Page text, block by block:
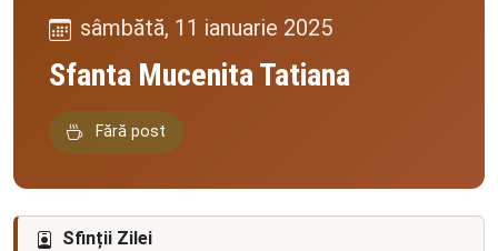
sâmbătă, 11 ianuarie 2025
Sfanta Mucenita Tatiana
Fără post
Sfinții Zilei